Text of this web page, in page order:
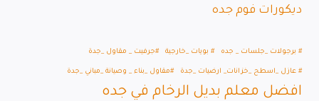
ديكورات فوم جده
# برجولات _جلسات _ جده # بويات _خارجية #جرفيت _ مقاول _جدة
# عازل _اسطح _خزانات_ ارضيات _جدة #مقاول _بناء _ وصيانة _مباني _جدة
افضل معلم بديل الرخام في جده